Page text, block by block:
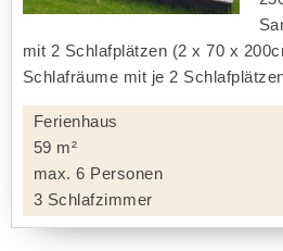
mit 2 Schlafplätzen (2 x 70 x
Schlafräume mit je 2
Ferienhaus
59 m²
max. 6 Personen
3 Schlafzimmer